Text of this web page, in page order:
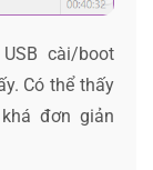
cài/boot
Có thể thấy
đơn giản